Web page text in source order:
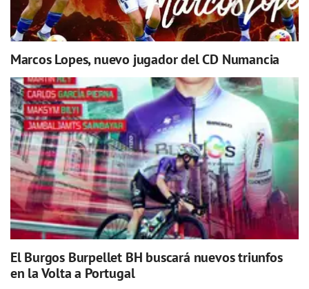
Marcos Lopes, nuevo jugador del CD Numancia
El Burgos Burpellet BH buscará nuevos triunfos
en la Volta a Portugal